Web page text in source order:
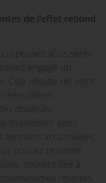
de l’effet rebond
pouvez vous sentir
engagé un
Cela résulte de votre
douleurs
manifester alors
accumulées.
pouvez ressentir
souvent liée à
revisités.